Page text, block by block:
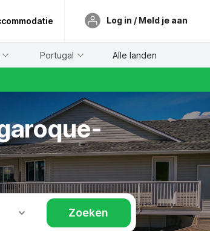
Log in / Meld je aan
Portugal Alle landen
Zoeken